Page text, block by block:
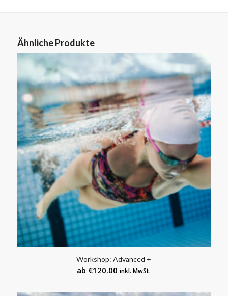
Ähnliche Produkte
Workshop: Advanced +
ab €120.00 inkl. MwSt.